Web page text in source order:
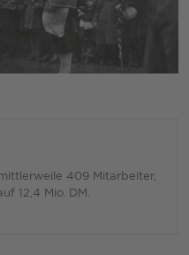
409 Mitarbeiter,
12,4 Mio. DM.